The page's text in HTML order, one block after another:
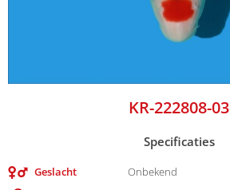
KR-222808-03
Specificaties
Geslacht
Onbekend